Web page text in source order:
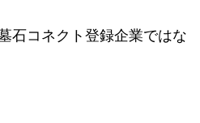
石コネクト登録企業ではな